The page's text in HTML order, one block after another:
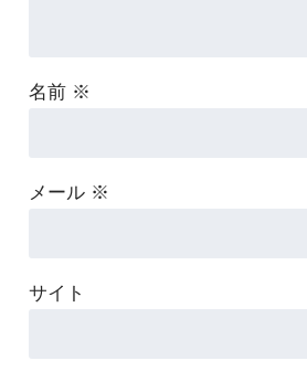
名前 ※
メール ※
サイト